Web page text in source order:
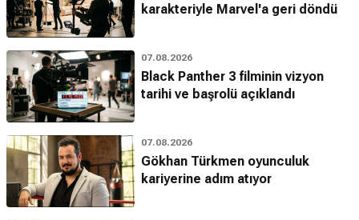
karakteriyle Marvel'a geri döndü
07.08.2026
Black Panther 3 filminin vizyon
tarihi ve başrolü açıklandı
07.08.2026
Gökhan Türkmen oyunculuk
kariyerine adım atıyor